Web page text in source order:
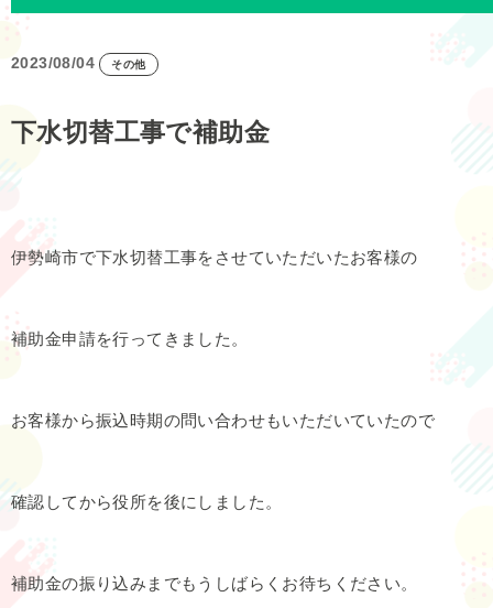
2023/08/04 その他
下水切替工事で補助金
伊勢崎市で下水切替工事をさせていただいたお客様の
補助金申請を行ってきました。
お客様から振込時期の問い合わせもいただいていたので
確認してから役所を後にしました。
補助金の振り込みまでもうしばらくお待ちください。